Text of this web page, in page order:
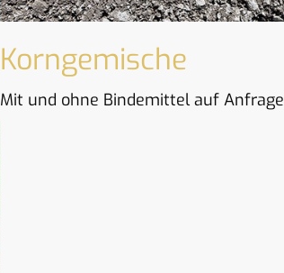
Korngemische
Mit und ohne Bindemittel auf Anfrage